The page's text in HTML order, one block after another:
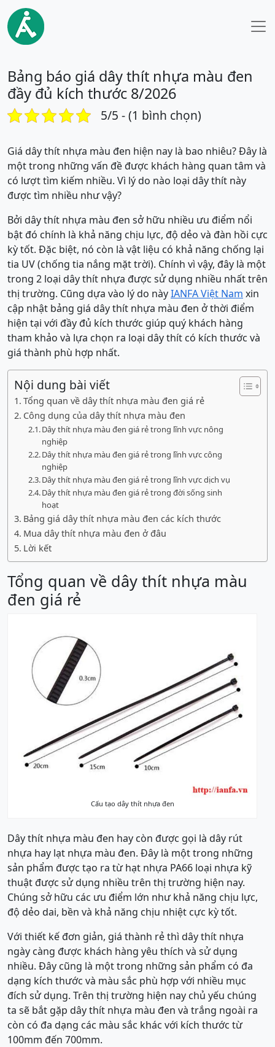
Bảng báo giá dây thít nhựa màu đen
đầy đủ kích thước 8/2026
5/5 - (1 bình chọn)
Giá dây thít nhựa màu đen hiện nay là bao nhiêu? Đây là
một trong những vấn đề được khách hàng quan tâm và
có lượt tìm kiếm nhiều. Vì lý do nào loại dây thít này
được tìm nhiều như vậy?
Bởi dây thít nhựa màu đen sở hữu nhiều ưu điểm nổi
bật đó chính là khả năng chịu lực, độ dẻo và đàn hồi cực
kỳ tốt. Đặc biệt, nó còn là vật liệu có khả năng chống lại
tia UV (chống tia nắng mặt trời). Chính vì vậy, đây là một
trong 2 loại dây thít nhựa được sử dụng nhiều nhất trên
thị trường. Cũng dựa vào lý do nàyIANFA Việt Nam xin
cập nhật bảng giá dây thít nhựa màu đen ở thời điểm
hiện tại với đầy đủ kích thước giúp quý khách hàng
tham khảo và lựa chọn ra loại dây thít có kích thước và
giá thành phù hợp nhất.
Nội dung bài viết
Tổng quan về dây thít nhựa màu đen giá rẻ
Công dụng của dây thít nhựa màu đen
Dây thít nhựa màu đen giá rẻ trong lĩnh vực nông
nghiệp
Dây thít nhựa màu đen giá rẻ trong lĩnh vực công
nghiệp
Dây thít nhựa màu đen giá rẻ trong lĩnh vực dịch vụ
Dây thít nhựa màu đen giá rẻ trong đời sống sinh
hoạt
Bảng giá dây thít nhựa màu đen các kích thước
Mua dây thít nhựa màu đen ở đâu
Lời kết
Tổng quan về dây thít nhựa màu
đen giá rẻ
Cấu tạo dây thít nhựa đen
Dây thít nhựa màu đen hay còn được gọi là dây rút
nhựa hay lạt nhựa màu đen. Đây là một trong những
sản phẩm được tạo ra từ hạt nhựa PA66 loại nhựa kỹ
thuật được sử dụng nhiều trên thị trường hiện nay.
Chúng sở hữu các ưu điểm lớn như khả năng chịu lực,
độ dẻo dai, bền và khả năng chịu nhiệt cực kỳ tốt.
Với thiết kế đơn giản, giá thành rẻ thì dây thít nhựa
ngày càng được khách hàng yêu thích và sử dụng
nhiều. Đây cũng là một trong những sản phẩm có đa
dạng kích thước và màu sắc phù hợp với nhiều mục
đích sử dụng. Trên thị trường hiện nay chủ yếu chúng
ta sẽ bắt gặp dây thít nhựa màu đen và trắng ngoài ra
còn có đa dạng các màu sắc khác với kích thước từ
100mm đến 700mm.